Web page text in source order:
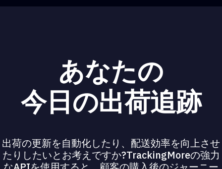
あなたの
今日の出荷追跡
出荷の更新を自動化したり、配送効率を向上させ
たりしたいとお考えですか?TrackingMoreの強力